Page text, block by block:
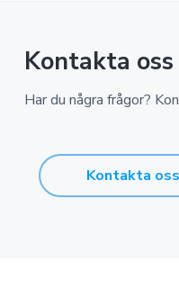
Kontakta oss
Har du några frågor?
Kontakta oss